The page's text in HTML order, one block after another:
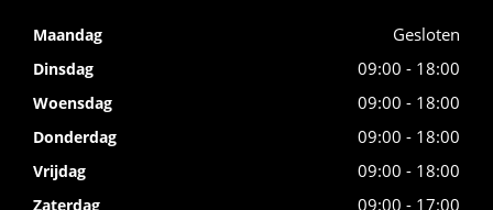
Maandag Gesloten
Dinsdag 09:00 - 18:00
Woensdag 09:00 - 18:00
Donderdag 09:00 - 18:00
Vrijdag 09:00 - 18:00
Zaterdag 09:00 - 17:00